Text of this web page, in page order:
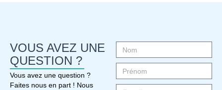
VOUS AVEZ UNE
QUESTION ?
Vous avez une question ?
Faites nous en part ! Nous